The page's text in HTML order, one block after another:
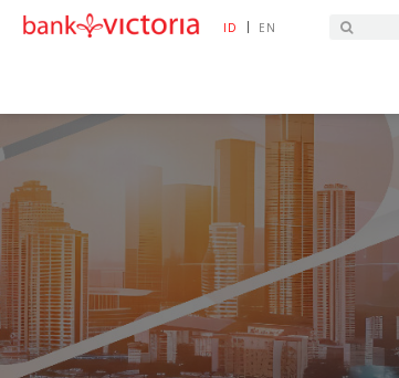
ID | EN